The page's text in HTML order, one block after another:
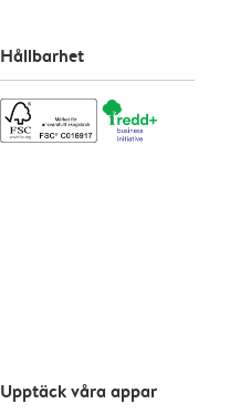
Hållbarhet
Upptäck våra appar